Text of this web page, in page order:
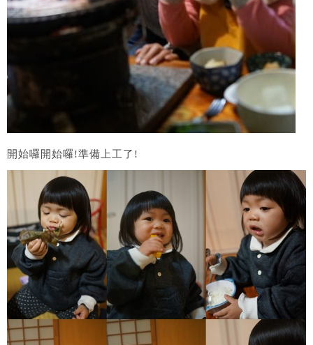
開始囉開始囉!準備上工了!